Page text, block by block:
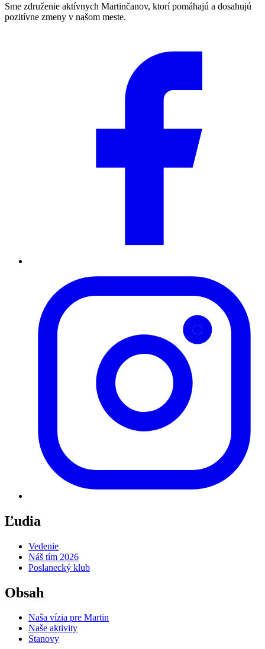
Sme združenie aktívnych Martinčanov, ktorí pomáhajú a dosahujú
pozitívne zmeny v našom meste.
Ľudia
Vedenie
Náš tím 2026
Poslanecký klub
Obsah
Naša vízia pre Martin
Naše aktivity
Stanovy